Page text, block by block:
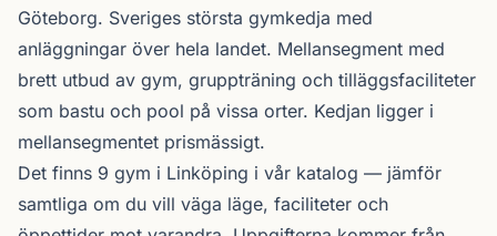
Göteborg. Sveriges största gymkedja med
anläggningar över hela landet. Mellansegment med
brett utbud av gym, gruppträning och tilläggsfaciliteter
som bastu och pool på vissa orter. Kedjan ligger i
mellansegmentet prismässigt.
Det finns 9 gym i Linköping i vår katalog — jämför
samtliga om du vill väga läge, faciliteter och